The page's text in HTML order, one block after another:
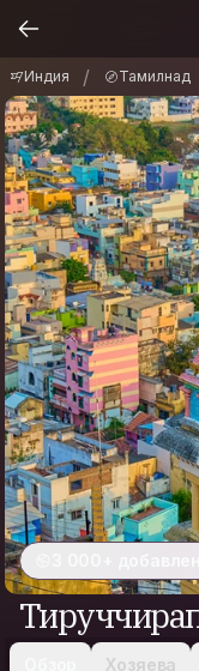
Индия / Тамилнад
3 000+
Хозяева